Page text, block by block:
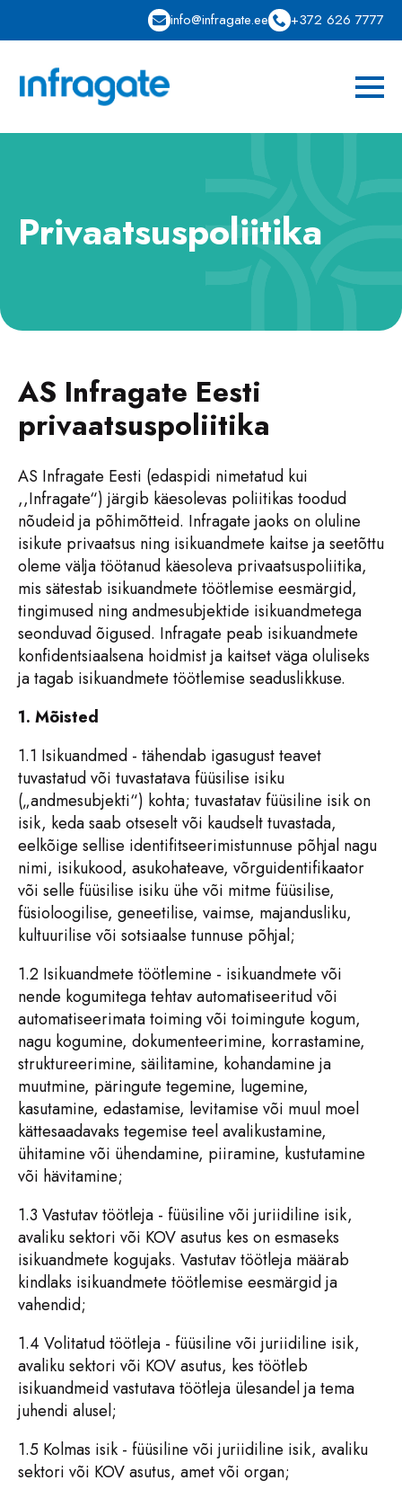
info@infragate.ee +372 626 7777
Privaatsuspoliitika
AS Infragate Eesti
privaatsuspoliitika
AS Infragate Eesti (edaspidi nimetatud kui
,,Infragate“) järgib käesolevas poliitikas toodud
nõudeid ja põhimõtteid. Infragate jaoks on oluline
isikute privaatsus ning isikuandmete kaitse ja seetõttu
oleme välja töötanud käesoleva privaatsuspoliitika,
mis sätestab isikuandmete töötlemise eesmärgid,
tingimused ning andmesubjektide isikuandmetega
seonduvad õigused. Infragate peab isikuandmete
konfidentsiaalsena hoidmist ja kaitset väga oluliseks
ja tagab isikuandmete töötlemise seaduslikkuse.
1. Mõisted
1.1 Isikuandmed - tähendab igasugust teavet
tuvastatud või tuvastatava füüsilise isiku
(„andmesubjekti“) kohta; tuvastatav füüsiline isik on
isik, keda saab otseselt või kaudselt tuvastada,
eelkõige sellise identifitseerimistunnuse põhjal nagu
nimi, isikukood, asukohateave, võrguidentifikaator
või selle füüsilise isiku ühe või mitme füüsilise,
füsioloogilise, geneetilise, vaimse, majandusliku,
kultuurilise või sotsiaalse tunnuse põhjal;
1.2 Isikuandmete töötlemine - isikuandmete või
nende kogumitega tehtav automatiseeritud või
automatiseerimata toiming või toimingute kogum,
nagu kogumine, dokumenteerimine, korrastamine,
struktureerimine, säilitamine, kohandamine ja
muutmine, päringute tegemine, lugemine,
kasutamine, edastamise, levitamise või muul moel
kättesaadavaks tegemise teel avalikustamine,
ühitamine või ühendamine, piiramine, kustutamine
või hävitamine;
1.3 Vastutav töötleja - füüsiline või juriidiline isik,
avaliku sektori või KOV asutus kes on esmaseks
isikuandmete kogujaks. Vastutav töötleja määrab
kindlaks isikuandmete töötlemise eesmärgid ja
vahendid;
1.4 Volitatud töötleja - füüsiline või juriidiline isik,
avaliku sektori või KOV asutus, kes töötleb
isikuandmeid vastutava töötleja ülesandel ja tema
juhendi alusel;
1.5 Kolmas isik - füüsiline või juriidiline isik, avaliku
sektori või KOV asutus, amet või organ;